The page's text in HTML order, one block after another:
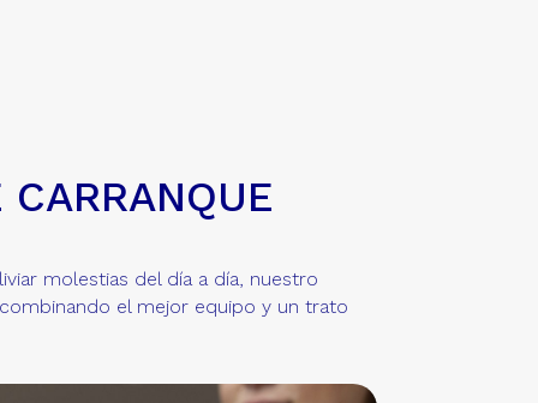
molestias del día a día, nuestro
el mejor equipo y un trato